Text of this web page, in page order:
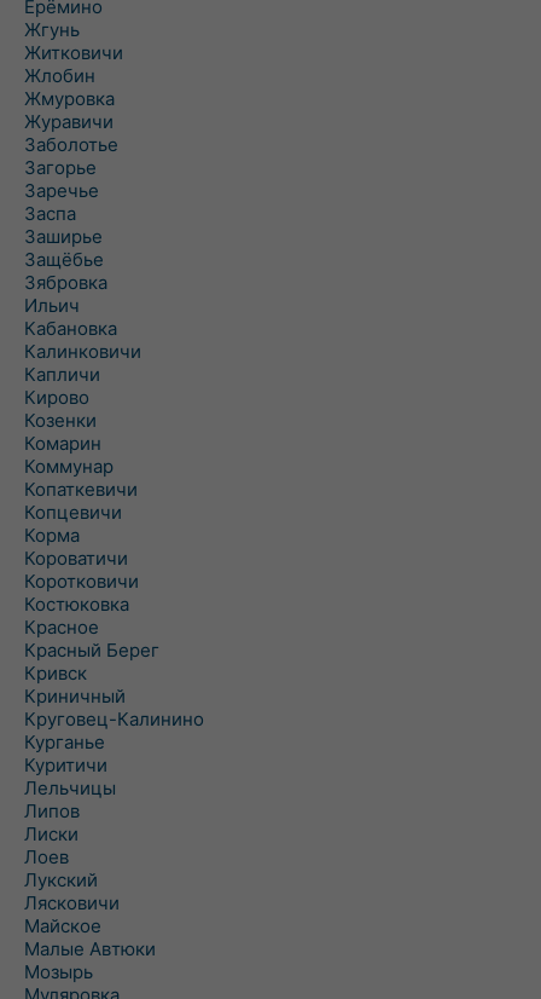
Ерёмино
Жгунь
Житковичи
Жлобин
Жмуровка
Журавичи
Заболотье
Загорье
Заречье
Заспа
Заширье
Защёбье
Зябровка
Ильич
Кабановка
Калинковичи
Капличи
Кирово
Козенки
Комарин
Коммунар
Копаткевичи
Копцевичи
Корма
Короватичи
Коротковичи
Костюковка
Красное
Красный Берег
Кривск
Криничный
Круговец-Калинино
Курганье
Куритичи
Лельчицы
Липов
Лиски
Лоев
Лукский
Лясковичи
Майское
Малые Автюки
Мозырь